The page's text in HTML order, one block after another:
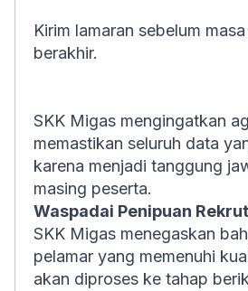
Kirim lamaran sebelum
berakhir.
SKK Migas mengingatkan
memastikan seluruh data
karena menjadi tanggung
masing peserta.
Waspadai Penipuan
SKK Migas menegaskan
pelamar yang memenuhi
akan diproses ke tahap